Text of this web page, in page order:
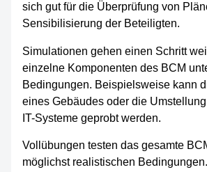
sich gut für die Überprüfung von
Sensibilisierung der Beteiligten.
Simulationen gehen einen Schritt
einzelne Komponenten des BCM
Bedingungen. Beispielsweise kann
eines Gebäudes oder die
IT-Systeme geprobt werden.
Vollübungen testen das gesamte
möglichst realistischen